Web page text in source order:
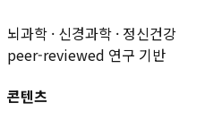
뇌과학 · 신경과학 · 정신건강
peer-reviewed 연구 기반
콘텐츠